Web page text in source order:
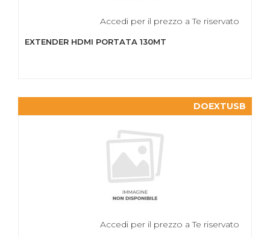
Accedi per il prezzo a Te riservato
EXTENDER HDMI PORTATA 130MT
DOEXTUSB
Accedi per il prezzo a Te riservato